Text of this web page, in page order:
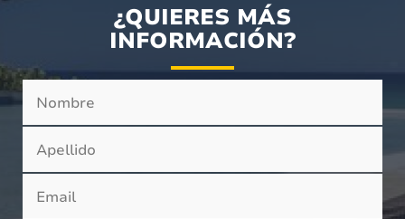
¿QUIERES MÁS
INFORMACIÓN?